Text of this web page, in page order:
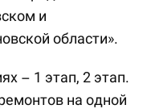
и
области».
– 1 этап, 2 этап.
на одной